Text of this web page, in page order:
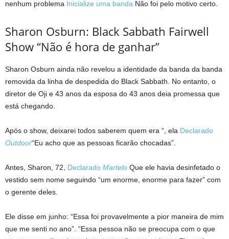
nenhum problema Inicialize uma banda Não foi pelo motivo certo.
Sharon Osburn: Black Sabbath Fairwell
Show “Não é hora de ganhar”
Sharon Osburn ainda não revelou a identidade da banda da banda
removida da linha de despedida do Black Sabbath. No entanto, o
diretor de Oji e 43 anos da esposa do 43 anos deia promessa que
está chegando.
Após o show, deixarei todos saberem quem era “, ela Declarado
Outdoor“Eu acho que as pessoas ficarão chocadas”.
Antes, Sharon, 72, Declarado Martelo Que ele havia desinfetado o
vestido sem nome seguindo “um enorme, enorme para fazer” com
o gerente deles.
Ele disse em junho: “Essa foi provavelmente a pior maneira de mim
que me senti no ano”. “Essa pessoa não se preocupa com o que